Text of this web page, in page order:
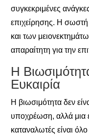
συγκεκριμένες
επιχείρησης. Η
και των
απαραίτητη για την
Η
Ευκαιρία
Η βιωσιμότητα δεν
υποχρέωση, αλλά μια
καταναλωτές είναι